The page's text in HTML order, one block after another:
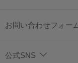
お問い合わせフォー
公式SNS